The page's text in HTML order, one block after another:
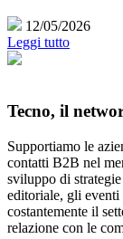
12/05/2026
Leggi tutto
Tecno, il
Supportiamo le
contatti B2B nel
sviluppo di
editoriale, gli eventi
costantemente il
relazione con le